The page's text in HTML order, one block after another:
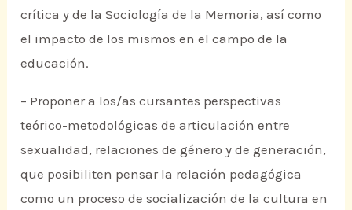
crítica y de la Sociología de la Memoria, así como
el impacto de los mismos en el campo de la
educación.
– Proponer a los/as cursantes perspectivas
teórico-metodológicas de articulación entre
sexualidad, relaciones de género y de generación,
que posibiliten pensar la relación pedagógica
como un proceso de socialización de la cultura en